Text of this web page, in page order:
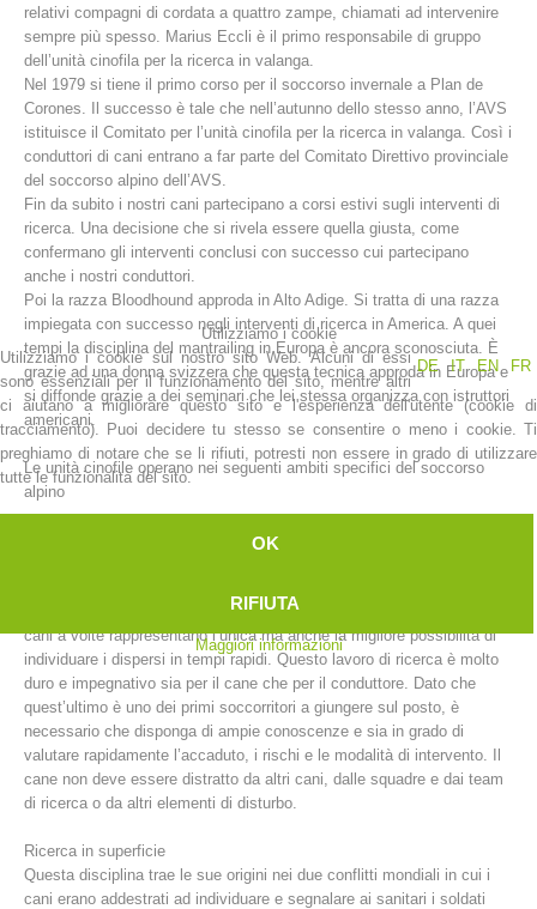
Stazioni del soccorso alpino
Comitato Direttivo
relativi compagni di cordata a quattro zampe, chiamati ad intervenire
sempre più spesso. Marius Eccli è il primo responsabile di gruppo
dell’unità cinofila per la ricerca in valanga.
Nel 1979 si tiene il primo corso per il soccorso invernale a Plan de
Corones. Il successo è tale che nell’autunno dello stesso anno, l’AVS
istituisce il Comitato per l’unità cinofila per la ricerca in valanga. Così i
conduttori di cani entrano a far parte del Comitato Direttivo provinciale
del soccorso alpino dell’AVS.
Fin da subito i nostri cani partecipano a corsi estivi sugli interventi di
ricerca. Una decisione che si rivela essere quella giusta, come
confermano gli interventi conclusi con successo cui partecipano
anche i nostri conduttori.
Poi la razza Bloodhound approda in Alto Adige. Si tratta di una razza
impiegata con successo negli interventi di ricerca in America. A quei
tempi la disciplina del mantrailing in Europa è ancora sconosciuta. È
grazie ad una donna svizzera che questa tecnica approda in Europa e
si diffonde grazie a dei seminari che lei stessa organizza con istruttori
americani.
Le unità cinofile operano nei seguenti ambiti specifici del soccorso
alpino
progresso tecnologico offerto da apparecchi quali ARTVA e RECCO, i
cani a volte rappresentano l’unica ma anche la migliore possibilità di
individuare i dispersi in tempi rapidi. Questo lavoro di ricerca è molto
duro e impegnativo sia per il cane che per il conduttore. Dato che
quest’ultimo è uno dei primi soccorritori a giungere sul posto, è
necessario che disponga di ampie conoscenze e sia in grado di
valutare rapidamente l’accaduto, i rischi e le modalità di intervento. Il
cane non deve essere distratto da altri cani, dalle squadre e dai team
di ricerca o da altri elementi di disturbo.
Ricerca in superficie
Questa disciplina trae le sue origini nei due conflitti mondiali in cui i
cani erano addestrati ad individuare e segnalare ai sanitari i soldati
Utilizziamo i cookie
DE
IT EN FR
Utilizziamo i cookie sul nostro sito Web. Alcuni di essi
sono essenziali per il funzionamento del sito, mentre altri
ci aiutano a migliorare questo sito e l'esperienza dell'utente (cookie di
tracciamento). Puoi decidere tu stesso se consentire o meno i cookie. Ti
preghiamo di notare che se li rifiuti, potresti non essere in grado di utilizzare
tutte le funzionalità del sito.
OK
RIFIUTA
Maggiori informazioni